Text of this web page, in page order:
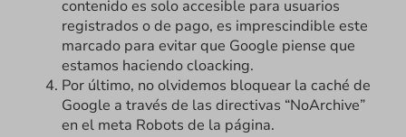
contenido es solo accesible para usuarios
registrados o de pago, es imprescindible este
marcado para evitar que Google piense que
estamos haciendo cloacking.
Por último, no olvidemos bloquear la caché de
Google a través de las directivas “NoArchive”
en el meta Robots de la página.